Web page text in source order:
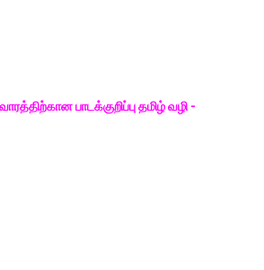
பாடக்குறிப்பு தமிழ் வழி -